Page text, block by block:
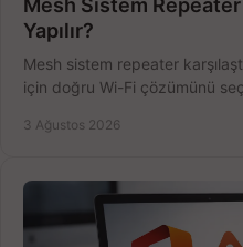
Mesh Sistem Repeater
Yapılır?
Mesh sistem repeater
için doğru Wi-Fi çözümünü
3 Ağustos 2026